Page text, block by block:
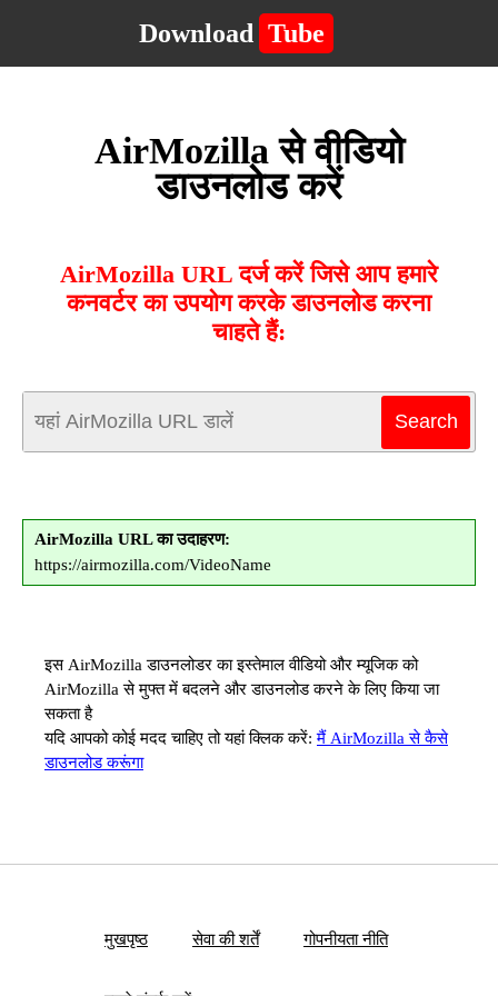
Download Tube
AirMozilla से वीडियो
डाउनलोड करें
AirMozilla URL दर्ज करें जिसे आप हमारे
कनवर्टर का उपयोग करके डाउनलोड करना
चाहते हैं:
AirMozilla URL का उदाहरण:
https://airmozilla.com/VideoName
इस AirMozilla डाउनलोडर का इस्तेमाल वीडियो और म्यूजिक को
AirMozilla से मुफ्त में बदलने और डाउनलोड करने के लिए किया जा
सकता है
यदि आपको कोई मदद चाहिए तो यहां क्लिक करें:मैं AirMozilla से कैसे
डाउनलोड करूंगा
मुखपृष्ठ सेवा की शर्तें गोपनीयता नीति